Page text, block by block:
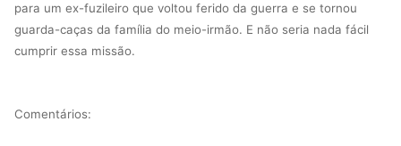
para um ex-fuzileiro que voltou ferido da guerra e se tornou
guarda-caças da família do meio-irmão. E não seria nada fácil
cumprir essa missão.
Comentários: